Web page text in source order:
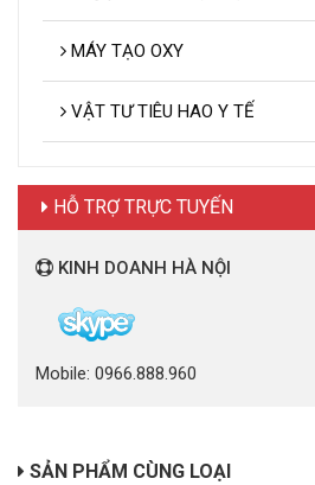
MÁY TẠO OXY
VẬT TƯ TIÊU HAO Y TẾ
HỖ TRỢ TRỰC TUYẾN
KINH DOANH HÀ NỘI
Mobile: 0966.888.960
SẢN PHẨM CÙNG LOẠI